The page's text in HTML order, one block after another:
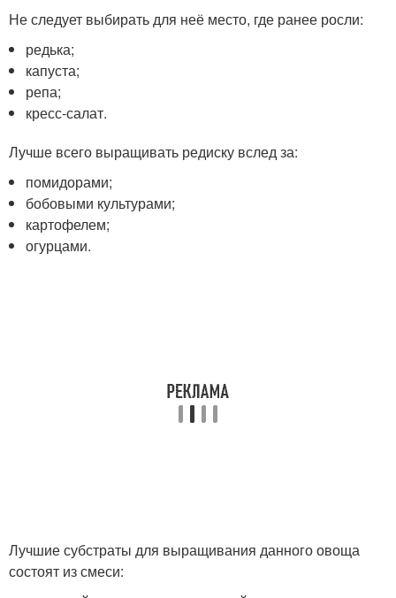
Не следует выбирать для неё место, где ранее росли:
редька;
капуста;
репа;
кресс-салат.
Лучше всего выращивать редиску вслед за:
помидорами;
бобовыми культурами;
картофелем;
огурцами.
Лучшие субстраты для выращивания данного овоща
состоят из смеси: